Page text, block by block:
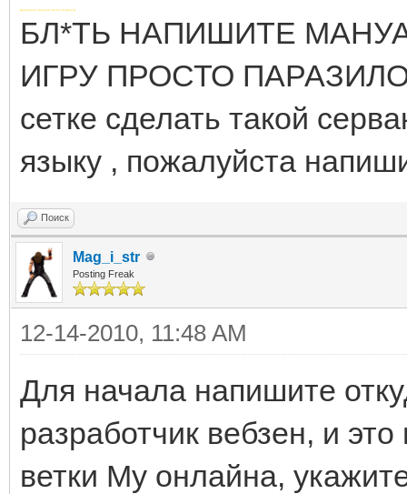
Добавлено через 20 часов 33 минуты
БЛ*ТЬ НАПИШИТЕ
ИГРУ ПРОСТО
сетке сделать такой
языку , пожалуйста
Поиск
Mag_i_str
Posting Freak
12-14-2010, 11:48 AM
Для начала напишите
разработчик вебзен, и
ветки Му онлайна,